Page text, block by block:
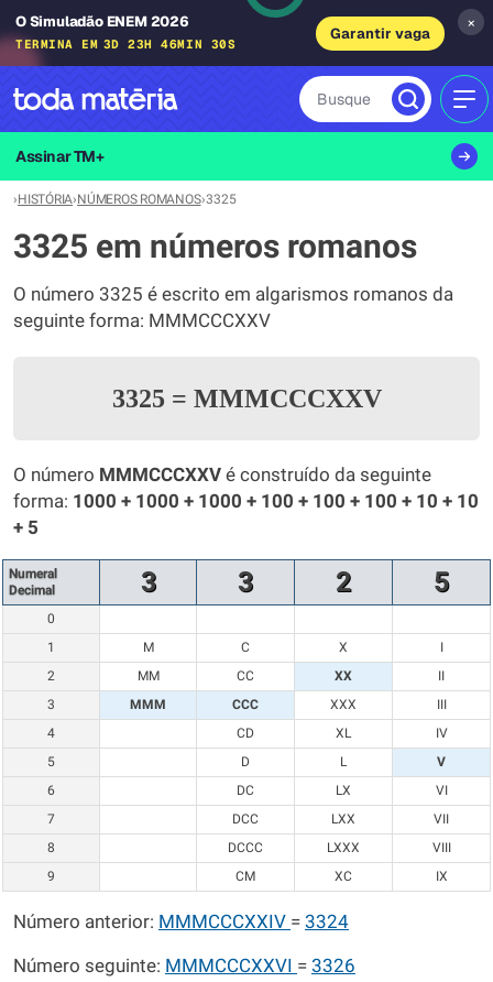
O Simuladão ENEM 2026
TERMINA EM 3D 23H 46MIN 30S
Garantir vaga
×
Busque
Assinar TM+
›HISTÓRIA›NÚMEROS ROMANOS›3325
3325 em números romanos
O número 3325 é escrito em algarismos romanos da
seguinte forma: MMMCCCXXV
3325 = MMMCCCXXV
O número MMMCCCXXV é construído da seguinte
forma: 1000 + 1000 + 1000 + 100 + 100 + 100 + 10 + 10
+ 5
Numeral
Decimal
3 3 2 5
0
1
M C X
I
2
MM CC XX
II
3
MMM CCC XXX
III
4
CD XL
IV
5
D L
V
6
DC LX
VI
7
DCC LXX
VII
8
DCCC LXXX
VIII
9
CM XC IX
Número anterior: MMMCCCXXIV = 3324
Número seguinte: MMMCCCXXVI = 3326